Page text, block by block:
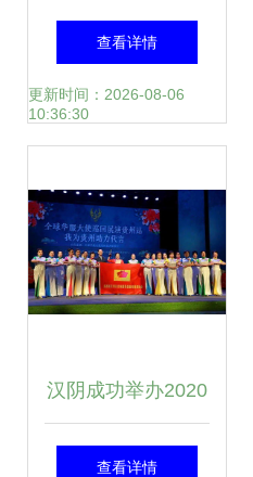
赛 以文艺交流激发
教育创新
查看详情
更新时间：2026-08-06
10:36:30
汉阴成功举办2020
汽车旅游文化交流
查看详情